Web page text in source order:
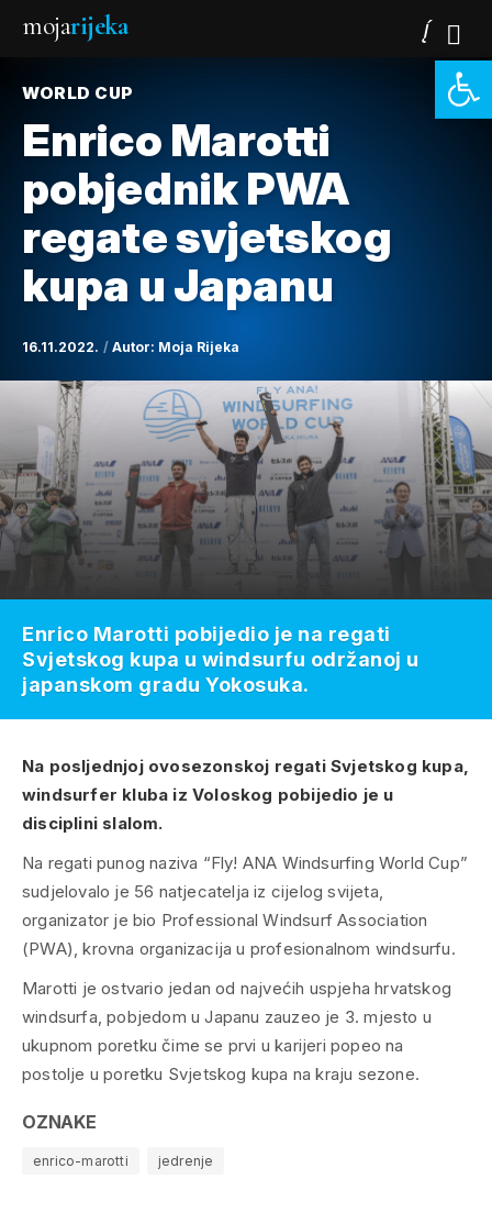
mojarijeka
WORLD CUP
Enrico Marotti
pobjednik PWA
regate svjetskog
kupa u Japanu
16.11.2022. Autor: Moja Rijeka
Na posljednjoj ovosezonskoj regati Svjetskog kupa,
windsurfer kluba iz Voloskog pobijedio je u
disciplini slalom.
Na regati punog naziva “Fly! ANA Windsurfing World Cup”
sudjelovalo je 56 natjecatelja iz cijelog svijeta,
organizator je bio Professional Windsurf Association
(PWA), krovna organizacija u profesionalnom windsurfu.
Marotti je ostvario jedan od najvećih uspjeha hrvatskog
windsurfa, pobjedom u Japanu zauzeo je 3. mjesto u
ukupnom poretku čime se prvi u karijeri popeo na
postolje u poretku Svjetskog kupa na kraju sezone.
OZNAKE
enrico-marotti jedrenje
Enrico Marotti pobijedio je na regati
Svjetskog kupa u windsurfu održanoj u
japanskom gradu Yokosuka.